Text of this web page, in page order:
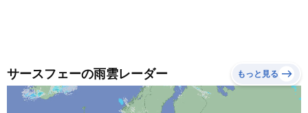
サースフェーの雨雲レーダー もっと見る